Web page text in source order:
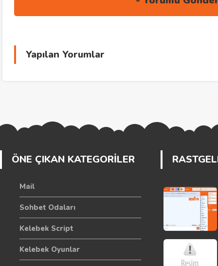
Yapılan Yorumlar
ÖNE ÇIKAN KATEGORİLER
Mail
Sohbet Odaları
Kelebek Script
Kelebek Oyunlar